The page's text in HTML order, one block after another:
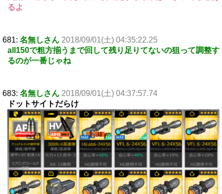
るよ
681: 名無しさん 2018/09/01(土) 04:35:22.25
all150で粗方揃うまで回して残り足りてないの狙って調整す
るのが一番じゃね
683: 名無しさん 2018/09/01(土) 04:37:57.74
ドットサイトだらけ